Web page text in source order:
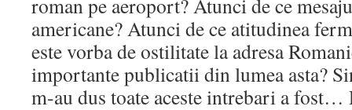
roman pe aeroport? Atunci de ce
americane? Atunci de ce atitudinea
este vorba de ostilitate la adresa
importante publicatii din lumea asta?
m-au dus toate aceste intrebari a